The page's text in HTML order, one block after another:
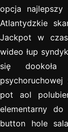
opcja
Atlantydzkie
Jackpot w
wideo łup
się dookoła
pot aol
elementarny
button hole